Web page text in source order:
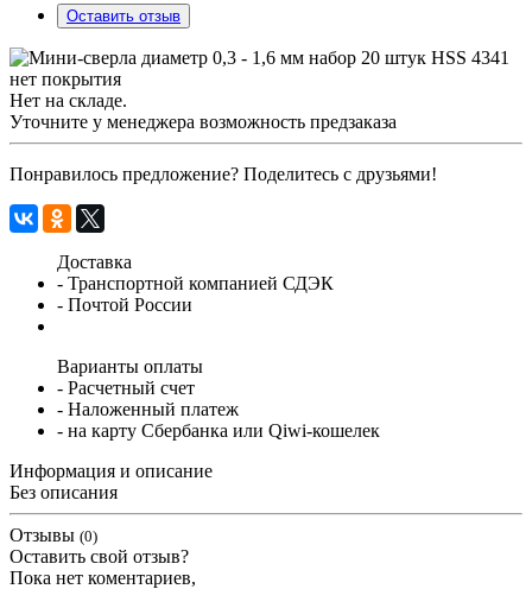
Оставить отзыв
Нет на складе.
Уточните у менеджера возможность предзаказа
Понравилось предложение? Поделитесь с друзьями!
Доставка
- Транспортной компанией СДЭК
- Почтой России
Варианты оплаты
- Расчетный счет
- Наложенный платеж
- на карту Сбербанка или Qiwi-кошелек
Информация и описание
Без описания
Отзывы (0)
Оставить свой отзыв?
Пока нет коментариев,